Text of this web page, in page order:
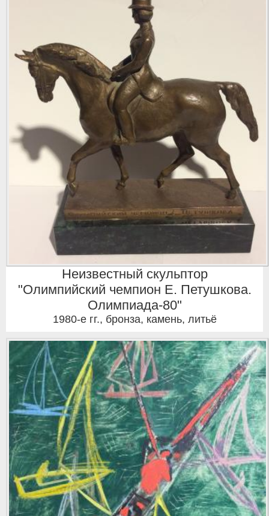
Неизвестный скульптор
"Олимпийский чемпион Е. Петушкова.
Олимпиада-80"
1980-е гг., бронза, камень, литьё